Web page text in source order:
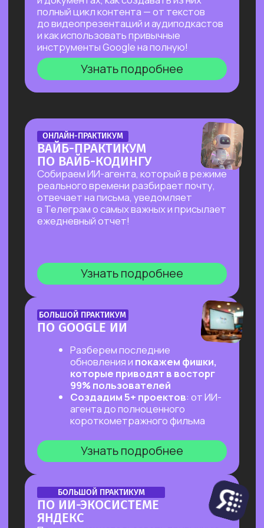
на основе текста и многое другое!
Узнать подробнее
БОЛЬШОЙ ПРАКТИКУМ
ПО СОЗДАНИЮ
ПРЕЗЕНТАЦИЙ С ИИ
и инфографики: без долгой верстки,
сложных программ и навыков в дизайне!
Узнать подробнее
БОЛЬШОЙ ПРАКТИКУМ
ПО ИИ-АГЕНТУ PERPLEXITY
COMPUTER
На реальных задачах покажем, на что
Узнать подробнее
ОНЛАЙН-ПРАКТИКУМ
ПЕРВЫЙ ПРАКТИКУМ
ПО ВАЙБКОДИНГУ
КТО «НЕ ТЕХНАРЬ»
Обещаем: за 2 часа переведем тебя
из точки «Это точно не для меня»
в точку «Я тоже могу вайб-кодить!»
Узнать подробнее
ПОДРАБОТКА НА ИИ
ДЛЯ КАЖДОГО
Разберем, на каких задачах можно
выстроить стабильную подработку
от 30 т.р. с помощью простых ИИ-
✔ Без технического бэкграунда
✔ Без смены профессии и опыта
во фрилансе
✔ Даже если есть всего 2 часа в день